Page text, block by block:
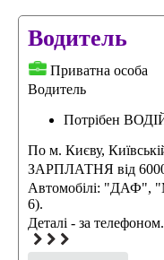
Водитель
Приватна особа
Водитель
Потрібен
По м. Києву,
ЗАРПЛАТНЯ від
Автомобілі:
6).
Деталі - за телефоном.